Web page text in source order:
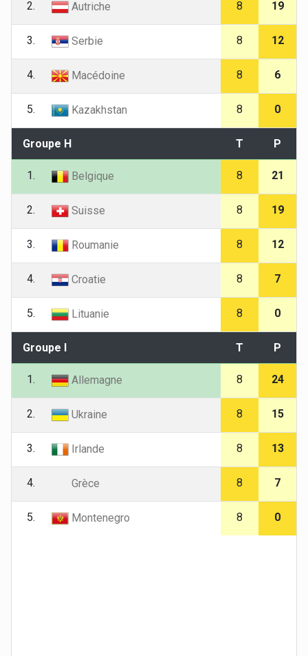
2. Autriche 8 19
3. Serbie 8 12
4. Macédoine 8 6
5. Kazakhstan 8 0
Groupe H T P
1. Belgique 8 21
2. Suisse 8 19
3. Roumanie 8 12
4. Croatie 8 7
5. Lituanie 8 0
Groupe I T P
1. Allemagne 8 24
2. Ukraine 8 15
3. Irlande 8 13
4. Grèce 8 7
5. Montenegro 8 0